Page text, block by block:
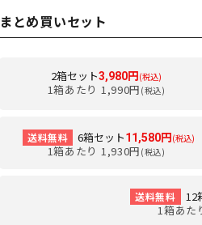
まとめ買いセット
2箱セット3,980円 (税込)
1箱あたり 1,990円 (税込)
送料無料 6箱セット11,580円 (税込)
1箱あたり 1,930円 (税込)
送料無料 12
1箱あた